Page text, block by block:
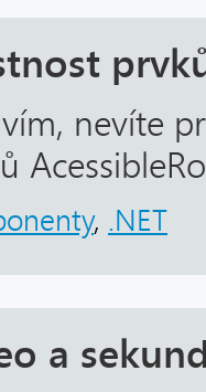
nevíte
, .NET
a